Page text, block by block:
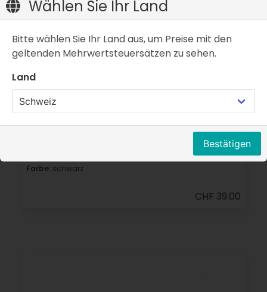
Finne US-Box System Touring - ohne Logo
Farbe: schwarz
CHF 39.00
Wählen Sie Ihr Land
Bitte wählen Sie Ihr Land aus, um Preise mit den
geltenden Mehrwertsteuersätzen zu sehen.
Land
Bestätigen